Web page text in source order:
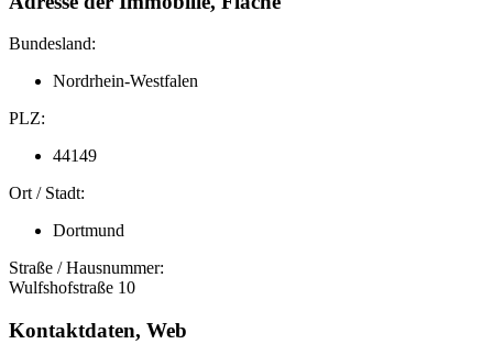
Bundesland:
Nordrhein-Westfalen
PLZ:
44149
Ort / Stadt:
Dortmund
Straße / Hausnummer:
Wulfshofstraße 10
Kontaktdaten, Web